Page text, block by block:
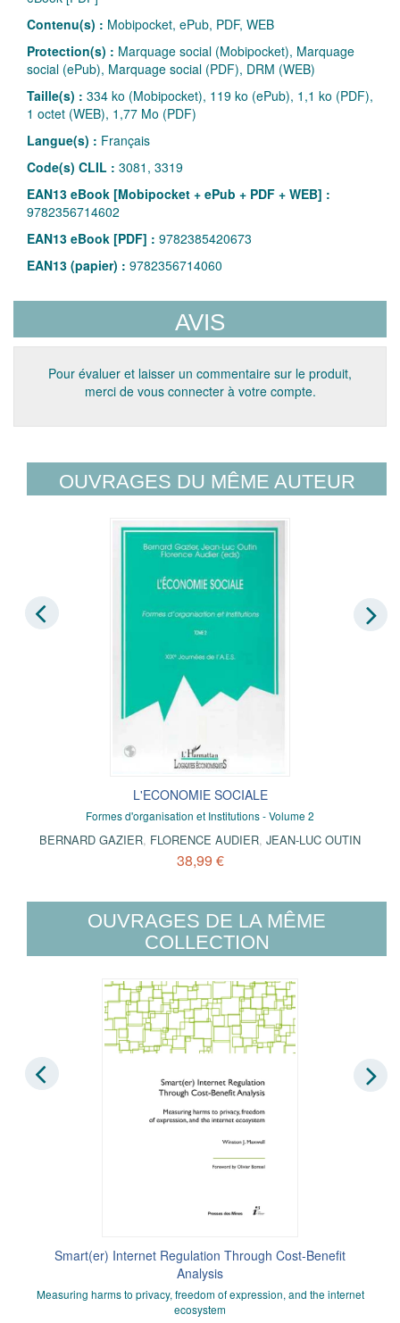
Contenu(s) : Mobipocket, ePub, PDF, WEB
Protection(s) : Marquage social (Mobipocket), Marquage
social (ePub), Marquage social (PDF), DRM (WEB)
Taille(s) : 334 ko (Mobipocket), 119 ko (ePub), 1,1 ko (PDF),
1 octet (WEB), 1,77 Mo (PDF)
Langue(s) : Français
Code(s) CLIL : 3081, 3319
EAN13 eBook [Mobipocket + ePub + PDF + WEB] :
9782356714602
EAN13 eBook [PDF] : 9782385420673
EAN13 (papier) : 9782356714060
AVIS
Pour évaluer et laisser un commentaire sur le produit,
merci de vous connecter à votre compte.
OUVRAGES DU MÊME AUTEUR
L'ECONOMIE SOCIALE
Formes d'organisation et Institutions - Volume 2
BERNARD GAZIER, FLORENCE AUDIER, JEAN-LUC OUTIN
38,99 €
OUVRAGES DE LA MÊME
COLLECTION
Smart(er) Internet Regulation Through Cost-Benefit
Analysis
Measuring harms to privacy, freedom of expression, and the internet
ecosystem